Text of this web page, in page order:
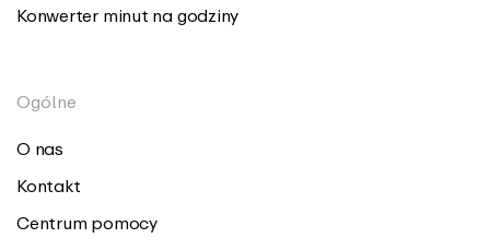
Konwerter minut na godziny
Ogólne
O nas
Kontakt
Centrum pomocy